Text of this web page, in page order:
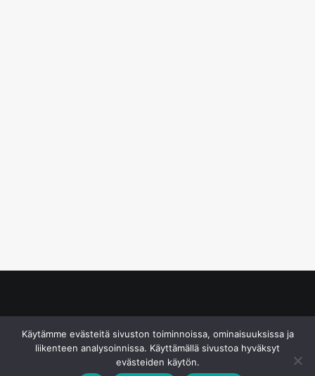
Käytämme evästeitä sivuston toiminnoissa, ominaisuuksissa ja
liikenteen analysoinnissa. Käyttämällä sivustoa hyväksyt
evästeiden käytön.